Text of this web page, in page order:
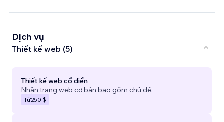
Dịch vụ
Thiết kế web (5)
Thiết kế web cổ điển
Nhận trang web cơ bản bao gồm chủ đề.
Từ250 $